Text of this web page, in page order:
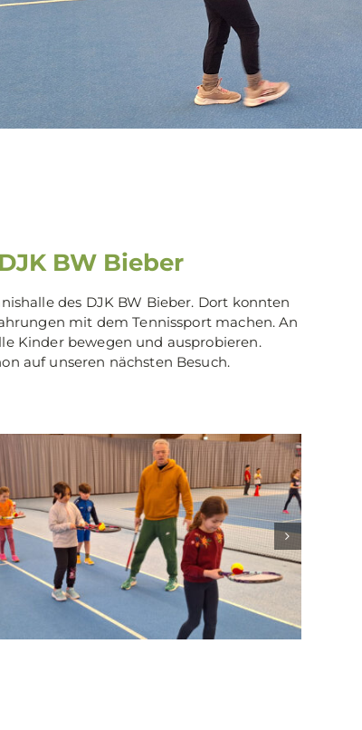
BW Bieber
des DJK BW Bieber. Dort konnten
mit dem Tennissport machen. An
Kinder bewegen und ausprobieren.
auf unseren nächsten Besuch.